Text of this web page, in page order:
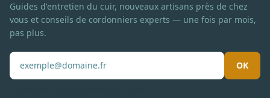
Guides d'entretien du cuir, nouveaux artisans près de chez
vous et conseils de cordonniers experts — une fois par mois,
pas plus.
OK